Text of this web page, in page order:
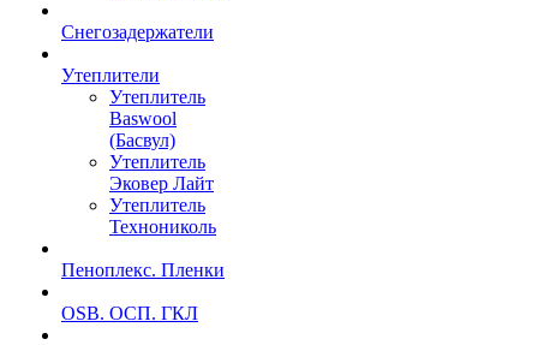
Снегозадержатели
Утеплители
Утеплитель
Baswool
(Басвул)
Утеплитель
Эковер Лайт
Утеплитель
Технониколь
Пеноплекс. Пленки
OSB. ОСП. ГКЛ